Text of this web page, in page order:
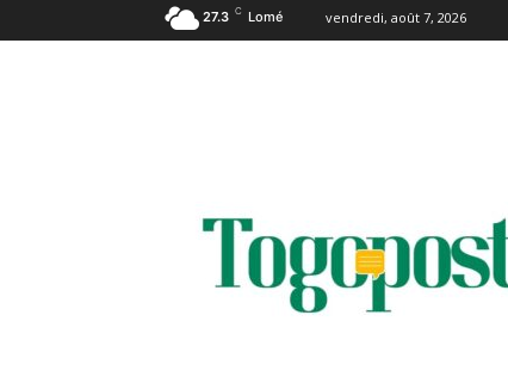
27.3 C Lomé vendredi, août 7, 2026